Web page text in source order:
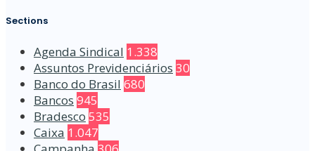
Sections
Agenda Sindical 1.338
Assuntos Previdenciários 30
Banco do Brasil 680
Bancos 945
Bradesco 535
Caixa 1.047